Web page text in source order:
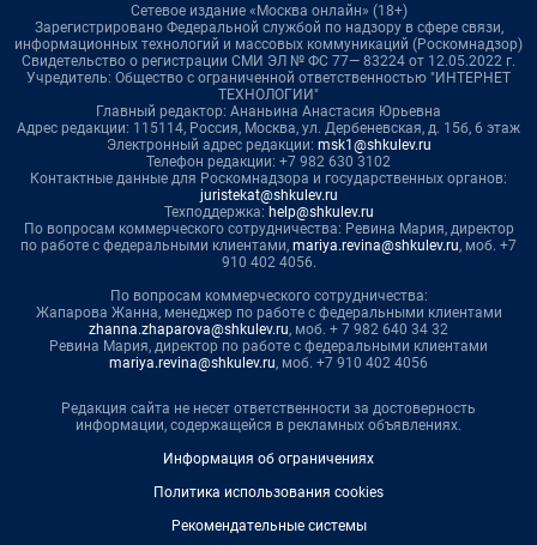
Сетевое издание «Москва онлайн» (18+)
Зарегистрировано Федеральной службой по надзору в сфере связи,
информационных технологий и массовых коммуникаций (Роскомнадзор)
Свидетельство о регистрации СМИ ЭЛ № ФС 77— 83224 от 12.05.2022 г.
Учредитель: Общество с ограниченной ответственностью "ИНТЕРНЕТ
ТЕХНОЛОГИИ"
Главный редактор: Ананьина Анастасия Юрьевна
Адрес редакции: 115114, Россия, Москва, ул. Дербеневская, д. 15б, 6 этаж
Электронный адрес редакции: msk1@shkulev.ru
Телефон редакции: +7 982 630 3102
Контактные данные для Роскомнадзора и государственных органов:
juristekat@shkulev.ru
Техподдержка: help@shkulev.ru
По вопросам коммерческого сотрудничества: Ревина Мария, директор
по работе с федеральными клиентами, mariya.revina@shkulev.ru, моб. +7
910 402 4056.
По вопросам коммерческого сотрудничества:
Жапарова Жанна, менеджер по работе с федеральными клиентами
zhanna.zhaparova@shkulev.ru, моб. + 7 982 640 34 32
Ревина Мария, директор по работе с федеральными клиентами
mariya.revina@shkulev.ru, моб. +7 910 402 4056
Редакция сайта не несет ответственности за достоверность
информации, содержащейся в рекламных объявлениях.
Информация об ограничениях
Политика использования cookies
Рекомендательные системы